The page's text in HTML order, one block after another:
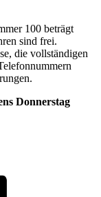
100 beträgt
sind frei.
die vollständigen
Donnerstag